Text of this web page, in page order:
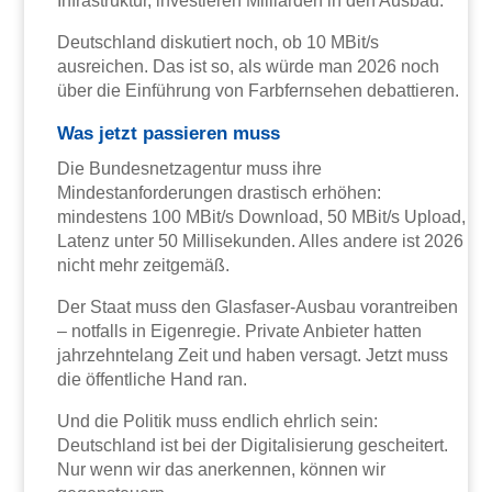
Deutschland diskutiert noch, ob 10 MBit/s
ausreichen. Das ist so, als würde man 2026 noch
über die Einführung von Farbfernsehen debattieren.
Was jetzt passieren muss
Die Bundesnetzagentur muss ihre
Mindestanforderungen drastisch erhöhen:
mindestens 100 MBit/s Download, 50 MBit/s Upload,
Latenz unter 50 Millisekunden. Alles andere ist 2026
nicht mehr zeitgemäß.
Der Staat muss den Glasfaser-Ausbau vorantreiben
– notfalls in Eigenregie. Private Anbieter hatten
jahrzehntelang Zeit und haben versagt. Jetzt muss
die öffentliche Hand ran.
Und die Politik muss endlich ehrlich sein:
Deutschland ist bei der Digitalisierung gescheitert.
Nur wenn wir das anerkennen, können wir